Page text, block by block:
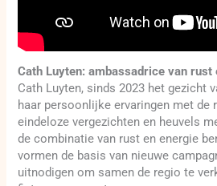
Cath Luyten: ambassadrice van rust
Cath Luyten, sinds 2023 het gezicht
haar persoonlijke ervaringen met de
eindeloze vergezichten en heuvels
de combinatie van rust en energie
vormen de basis van nieuwe
uitnodigen om samen de regio te